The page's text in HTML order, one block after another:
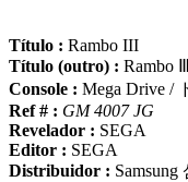
Título : Rambo III
Título (outro) : Rambo
Console : Mega Drive /
Ref # : GM 4007 JG
Revelador : SEGA
Editor : SEGA
Distribuidor :